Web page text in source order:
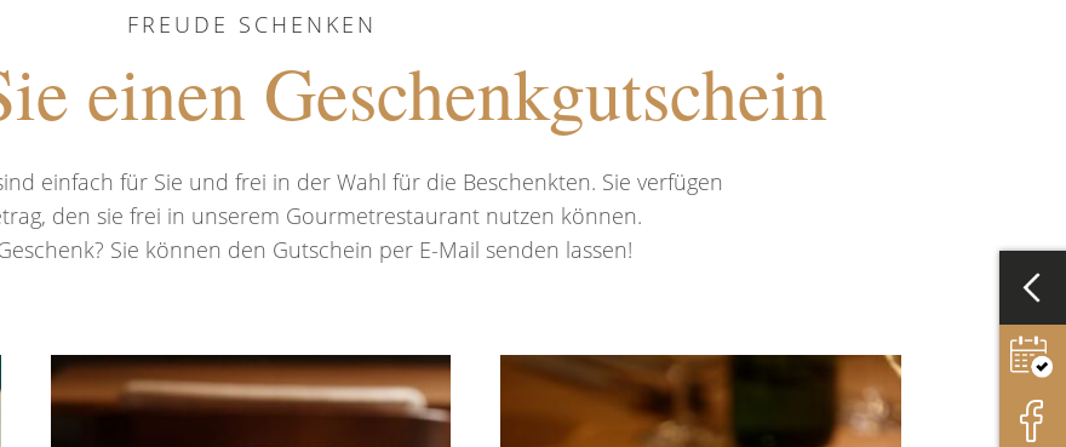
FREUDE SCHENKEN
einen Geschenkgutschein
einfach für Sie und frei in der Wahl für die Beschenkten. Sie verfügen
den sie frei in unserem Gourmetrestaurant nutzen können.
Sie können den Gutschein per E-Mail senden lassen!